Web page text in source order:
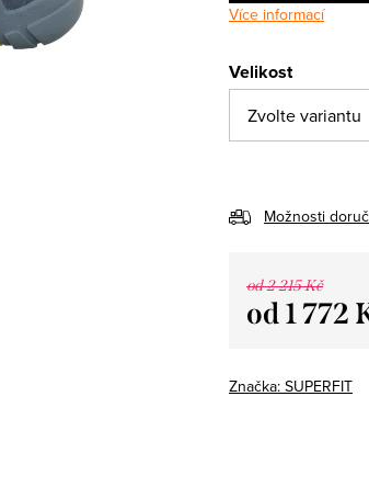
Více informací
Velikost
Možnosti
od 2 215 Kč
od1 772
Značka: SUPERFIT